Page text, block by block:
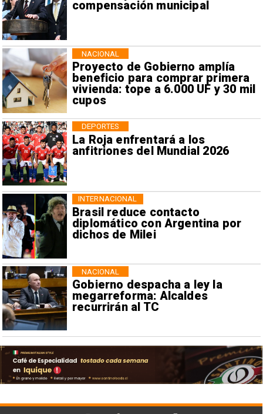
compensación municipal
Proyecto de Gobierno amplía
beneficio para comprar primera
vivienda: tope a 6.000 UF y 30 mil
cupos
NACIONAL
La Roja enfrentará a los
anfitriones del Mundial 2026
DEPORTES
Brasil reduce contacto
diplomático con Argentina por
dichos de Milei
INTERNACIONAL
Gobierno despacha a ley la
megarreforma: Alcaldes
recurrirán al TC
NACIONAL